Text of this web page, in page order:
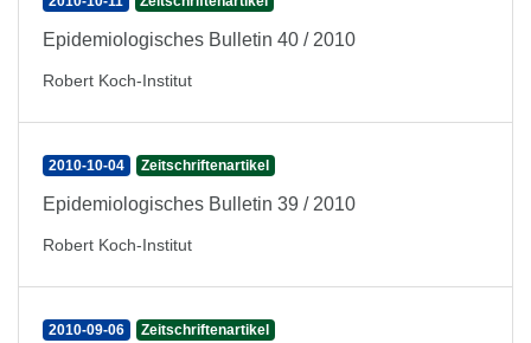
Epidemiologisches Bulletin 40 / 2010
Robert Koch-Institut
2010-10-04 Zeitschriftenartikel
Epidemiologisches Bulletin 39 / 2010
Robert Koch-Institut
2010-09-06 Zeitschriftenartikel